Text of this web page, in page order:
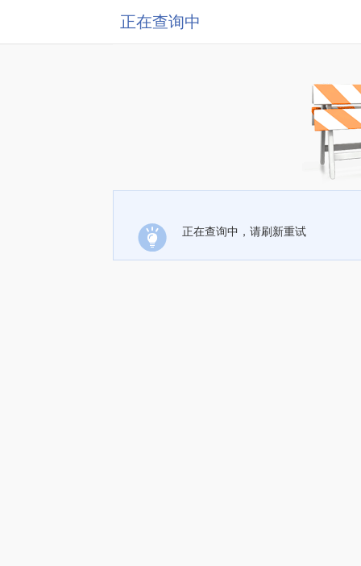
正在查询中
正在查询中，请刷新重试